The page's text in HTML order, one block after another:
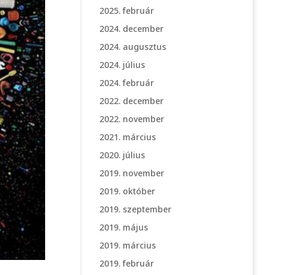
2025. február
2024. december
2024. augusztus
2024. július
2024. február
2022. december
2022. november
2021. március
2020. július
2019. november
2019. október
2019. szeptember
2019. május
2019. március
2019. február